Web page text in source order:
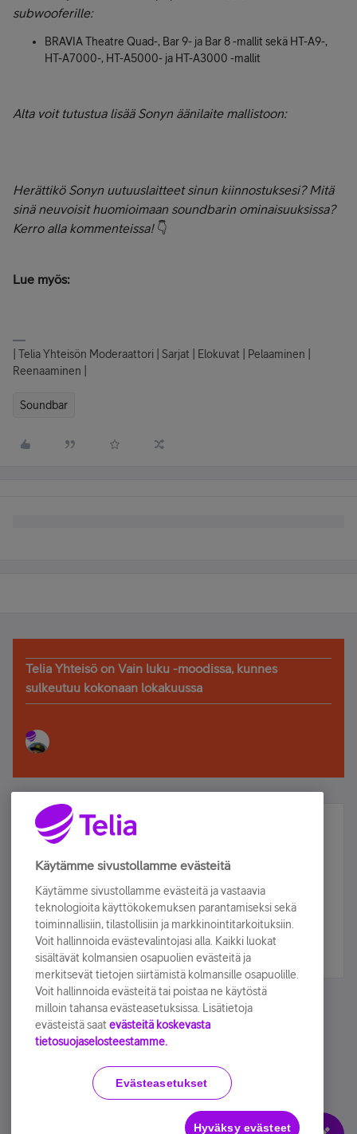
subwooferille:
BRAVIA Theatre Quad-, Bar 9- ja Bar 8 -mallit sekä HT-A9-,
HT-A7000-, HT-A5000- ja HT-A3000 -mallit
Alta voit tutustua lisää Sonyn äänilaite mallistoon:
Herättikö Sonyn uutuuslaitteet sinun kiinnostuksesi? Mitä
sinä neuvoisit huomioimaan soundbarin ominaisuuksissa?
Kerro alla kommenteissa! 👇
Lue myös:
| Telia Yhteisön Moderaattori | Sarjat | Elokuvat | Pelaaminen |
Reenaaminen |
Soundbar
Telia Yhteisö on Vain luku -moodissa, kunnes
sulkeutuu kokonaan lokakuussa
Älä jää paitsi – osallistu ja voita!
Tilaa Telian uutiskirje ja olet mukana arvonnassa.
sähköpostiisi.
Tilaa nyt
Käyttöehdot Accessibility statement
Käytämme sivustollamme evästeitä
Käytämme sivustollamme evästeitä ja vastaavia
teknologioita käyttökokemuksen parantamiseksi sekä
toiminnallisiin, tilastollisiin ja markkinointitarkoituksiin.
Voit hallinnoida evästevalintojasi alla. Kaikki luokat
sisältävät kolmansien osapuolien evästeitä ja
merkitsevät tietojen siirtämistä kolmansille osapuolille.
Voit hallinnoida evästeitä tai poistaa ne käytöstä
milloin tahansa evästeasetuksissa. Lisätietoja
evästeistä saat evästeitä koskevasta
tietosuojaselosteestamme.
Evästeasetukset
Hyväksy evästeet